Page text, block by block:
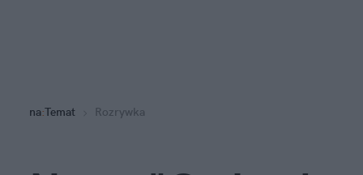
na:Temat Rozrywka